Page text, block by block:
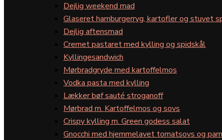
Dejlig weekend mad
Glaseret hamburgerryg, kartofler og stuvet
Dejlig aftensmad
Cremet pastaret med kylling og spidskål
Kyllingesandwich
Mørbradgryde med kartoffelmos
Vodka pasta med kylling
Lækker bøf sauté stroganoff
Mørbrad m. Kartoffelmos og sovs
Crispy kylling m. Green godess salat
Gnocchi med hjemmelavet tomatsovs og